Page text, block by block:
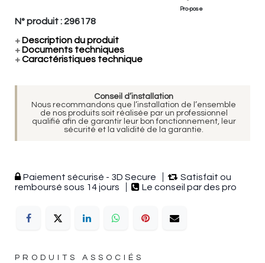
Pro-pose
N° produit : 296178
+ Description du produit
+ Documents techniques
+Caractéristiques technique
Conseil d’installation
Nous recommandons que l’installation de l’ensemble
de nos produits soit réalisée par un professionnel
qualifié afin de garantir leur bon fonctionnement, leur
sécurité et la validité de la garantie.
Paiement sécurisé - 3D Secure
Satisfait ou
remboursé sous 14 jours
Le conseil par des pro
PRODUITS ASSOCIÉS